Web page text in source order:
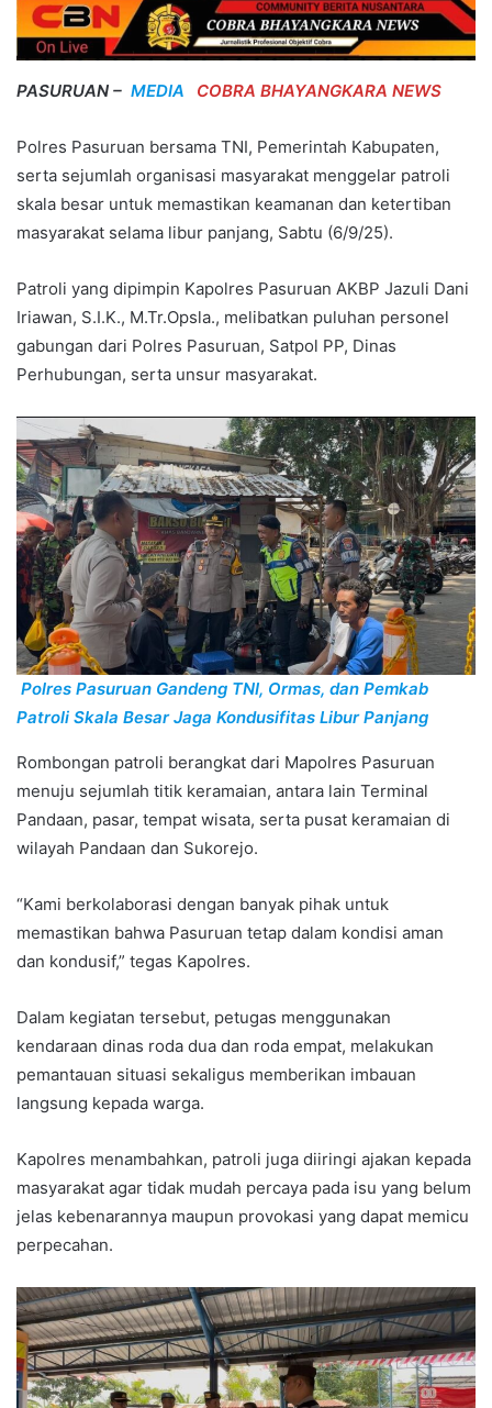
PASURUAN – MEDIA COBRA BHAYANGKARA NEWS
Polres Pasuruan bersama TNI, Pemerintah Kabupaten,
serta sejumlah organisasi masyarakat menggelar patroli
skala besar untuk memastikan keamanan dan ketertiban
masyarakat selama libur panjang, Sabtu (6/9/25).
Patroli yang dipimpin Kapolres Pasuruan AKBP Jazuli Dani
Iriawan, S.I.K., M.Tr.Opsla., melibatkan puluhan personel
gabungan dari Polres Pasuruan, Satpol PP, Dinas
Perhubungan, serta unsur masyarakat.
Polres Pasuruan Gandeng TNI, Ormas, dan Pemkab
Patroli Skala Besar Jaga Kondusifitas Libur Panjang
Rombongan patroli berangkat dari Mapolres Pasuruan
menuju sejumlah titik keramaian, antara lain Terminal
Pandaan, pasar, tempat wisata, serta pusat keramaian di
wilayah Pandaan dan Sukorejo.
“Kami berkolaborasi dengan banyak pihak untuk
memastikan bahwa Pasuruan tetap dalam kondisi aman
dan kondusif,” tegas Kapolres.
Dalam kegiatan tersebut, petugas menggunakan
kendaraan dinas roda dua dan roda empat, melakukan
pemantauan situasi sekaligus memberikan imbauan
langsung kepada warga.
Kapolres menambahkan, patroli juga diiringi ajakan kepada
masyarakat agar tidak mudah percaya pada isu yang belum
jelas kebenarannya maupun provokasi yang dapat memicu
perpecahan.